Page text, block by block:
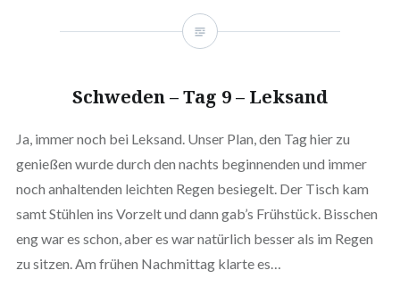
Schweden – Tag 9 – Leksand
Ja, immer noch bei Leksand. Unser Plan, den Tag hier zu
genießen wurde durch den nachts beginnenden und immer
noch anhaltenden leichten Regen besiegelt. Der Tisch kam
samt Stühlen ins Vorzelt und dann gab’s Frühstück. Bisschen
eng war es schon, aber es war natürlich besser als im Regen
zu sitzen. Am frühen Nachmittag klarte es…